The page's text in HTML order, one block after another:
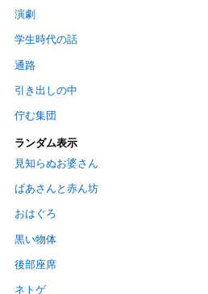
演劇
学生時代の話
通路
引き出しの中
佇む集団
ランダム表示
見知らぬお婆さん
ばあさんと赤ん坊
おはぐろ
黒い物体
後部座席
ネトゲ